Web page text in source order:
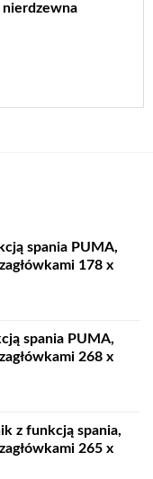
spania PUMA,
178 x
10229,00 zł
spania PUMA,
268 x
zł
z funkcją spania,
265 x